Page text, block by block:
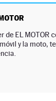
de EL MOTOR
y la moto,